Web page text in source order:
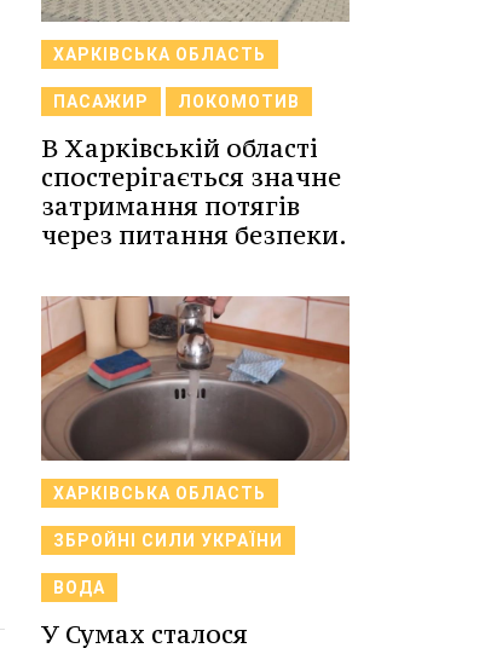
ХАРКІВСЬКА ОБЛАСТЬ
ПАСАЖИР ЛОКОМОТИВ
В Харківській області
спостерігається значне
затримання потягів
через питання безпеки.
ХАРКІВСЬКА ОБЛАСТЬ
ЗБРОЙНІ СИЛИ УКРАЇНИ
ВОДА
У Сумах сталося